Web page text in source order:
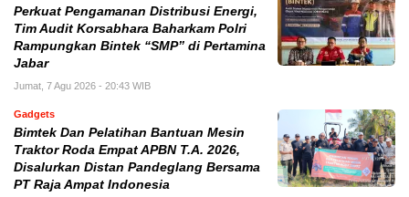
Perkuat Pengamanan Distribusi Energi,
Tim Audit Korsabhara Baharkam Polri
Rampungkan Bintek “SMP” di Pertamina
Jabar
Jumat, 7 Agu 2026 - 20:43 WIB
Gadgets
Bimtek Dan Pelatihan Bantuan Mesin
Traktor Roda Empat APBN T.A. 2026,
Disalurkan Distan Pandeglang Bersama
PT Raja Ampat Indonesia